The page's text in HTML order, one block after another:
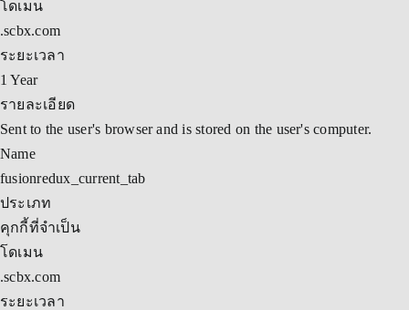
โดเมน
.scbx.com
ระยะเวลา
1 Year
รายละเอียด
Sent to the user's browser and is stored on the user's computer.
Name
fusionredux_current_tab
ประเภท
คุกกี้ที่จำเป็น
โดเมน
.scbx.com
ระยะเวลา